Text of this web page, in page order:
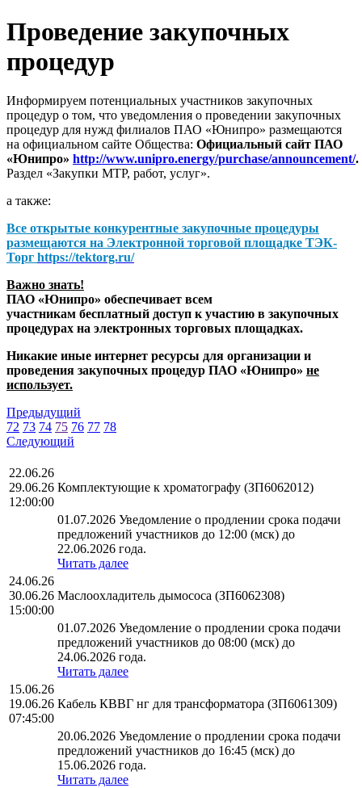
Проведение закупочных
процедур
Информируем потенциальных участников закупочных
процедур о том, что уведомления о проведении закупочных
процедур для нужд филиалов ПАО «Юнипро» размещаются
на официальном сайте Общества: Официальный сайт ПАО
«Юнипро» http://www.unipro.energy/purchase/announcement/.
Раздел «Закупки МТР, работ, услуг».
а также:
Все открытые конкурентные закупочные процедуры
размещаются на Электронной торговой площадке ТЭК-
Торг https://tektorg.ru/
Важно знать!
ПАО «Юнипро» обеспечивает всем
участникам бесплатный доступ к участию в закупочных
процедурах на электронных торговых площадках.
Никакие иные интернет ресурсы для организации и
проведения закупочных процедур ПАО «Юнипро» не
использует.
Предыдущий
72 73 74 75 76 77 78
Следующий
22.06.26
29.06.26
12:00:00
Комплектующие к хроматографу (ЗП6062012)
01.07.2026 Уведомление о продлении срока подачи
предложений участников до 12:00 (мск) до
22.06.2026 года.
Читать далее
24.06.26
30.06.26
15:00:00
Маслоохладитель дымососа (ЗП6062308)
01.07.2026 Уведомление о продлении срока подачи
предложений участников до 08:00 (мск) до
24.06.2026 года.
Читать далее
15.06.26
19.06.26
07:45:00
Кабель КВВГ нг для трансформатора (ЗП6061309)
20.06.2026 Уведомление о продлении срока подачи
предложений участников до 16:45 (мск) до
15.06.2026 года.
Читать далее